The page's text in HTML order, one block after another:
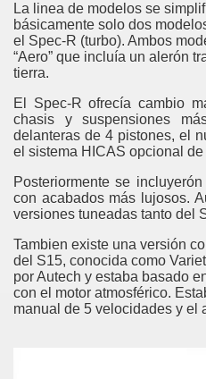
La linea de modelos se
básicamente solo dos
el Spec-R (turbo). Ambos
“Aero” que incluía un alerón
tierra.
El Spec-R ofrecía cambio
chasis y suspensiones
delanteras de 4 pistones, el
el sistema HICAS opcional
Posteriormente se
con acabados más lujosos.
versiones tuneadas tanto del
Tambien existe una versión
del S15, conocida como
por Autech y estaba basado
con el motor atmosférico.
manual de 5 velocidades y el